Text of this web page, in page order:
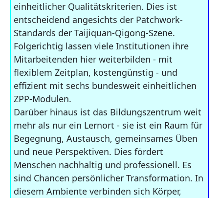
einheitlicher Qualitätskriterien. Dies ist
entscheidend angesichts der Patchwork-
Standards der Taijiquan-Qigong-Szene.
Folgerichtig lassen viele Institutionen ihre
Mitarbeitenden hier weiterbilden - mit
flexiblem Zeitplan, kostengünstig - und
effizient mit sechs bundesweit einheitlichen
ZPP-Modulen.
Darüber hinaus ist das Bildungszentrum weit
mehr als nur ein Lernort - sie ist ein Raum für
Begegnung, Austausch, gemeinsames Üben
und neue Perspektiven. Dies fördert
Menschen nachhaltig und professionell. Es
sind Chancen persönlicher Transformation. In
diesem Ambiente verbinden sich Körper,